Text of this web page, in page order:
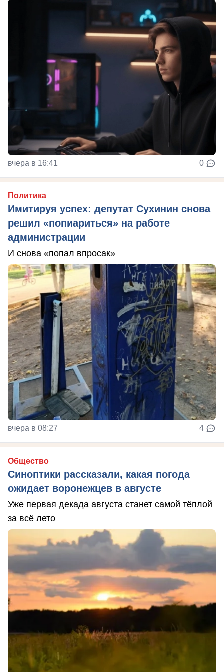
вчера в 16:41 0
Политика
Имитируя успех: депутат Сухинин снова
решил «попиариться» на работе
администрации
И снова «попал впросак»
вчера в 08:27 4
Общество
Синоптики рассказали, какая погода
ожидает воронежцев в августе
Уже первая декада августа станет самой тёплой
за всё лето